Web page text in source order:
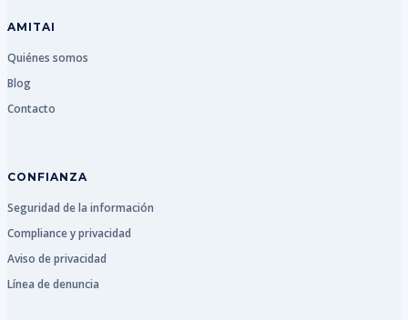
AMITAI
Quiénes somos
Blog
Contacto
CONFIANZA
Seguridad de la información
Compliance y privacidad
Aviso de privacidad
Línea de denuncia